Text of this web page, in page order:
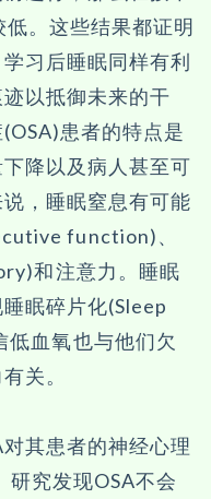
。这些结果都证明
习后睡眠同样有利
以抵御未来的干
患者的特点是
降以及病人甚至可
，睡眠窒息有可能
function)、
和注意力。睡眠
眠碎片化(Sleep
血氧也与他们欠
关。
其患者的神经心理
究发现OSA不会